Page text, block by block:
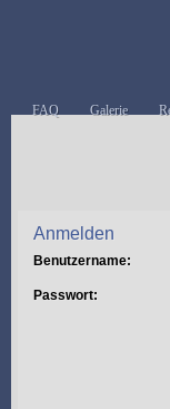
FAQ Galerie
Anmelden
Benutzername:
Passwort: